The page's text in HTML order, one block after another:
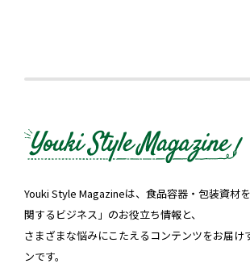
Youki Style Magazineは、食品容器・包装資材
関するビジネス」のお役立ち情報と、
さまざまな悩みにこたえるコンテンツをお届け
ンです。